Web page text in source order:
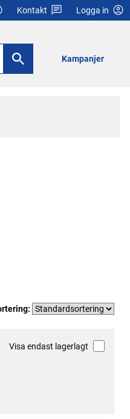
Kontakt Logga in
Kampanjer
Visa endast lagerlagt